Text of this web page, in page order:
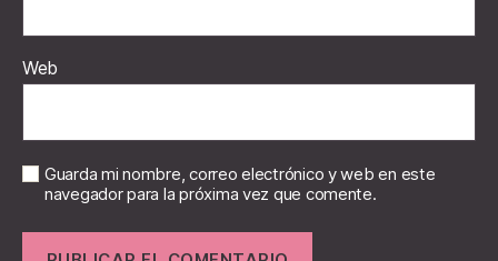
Web
Guarda mi nombre, correo electrónico y web en este
navegador para la próxima vez que comente.